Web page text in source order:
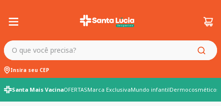
O que você precisa?
Insira seu CEP
Santa Mais VacinaOFERTASMarca ExclusivaMundo infantilDermocosméticos